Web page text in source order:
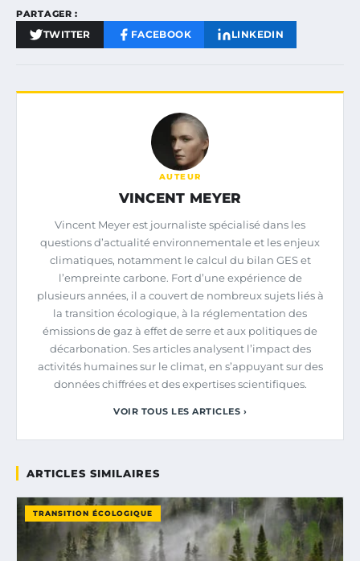
PARTAGER :
TWITTER FACEBOOK LINKEDIN
AUTEUR
VINCENT MEYER
Vincent Meyer est journaliste spécialisé dans les
questions d’actualité environnementale et les enjeux
climatiques, notamment le calcul du bilan GES et
l’empreinte carbone. Fort d’une expérience de
plusieurs années, il a couvert de nombreux sujets liés à
la transition écologique, à la réglementation des
émissions de gaz à effet de serre et aux politiques de
décarbonation. Ses articles analysent l’impact des
activités humaines sur le climat, en s’appuyant sur des
données chiffrées et des expertises scientifiques.
VOIR TOUS LES ARTICLES ›
ARTICLES SIMILAIRES
TRANSITION ÉCOLOGIQUE